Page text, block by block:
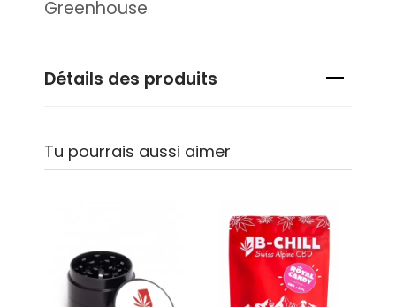
Greenhouse
Détails des produits
Tu pourrais aussi aimer